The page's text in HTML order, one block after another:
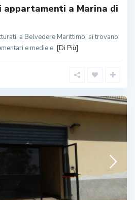
a Marina di
a Belvedere Marittimo, si trovano
e medie e, [Di Più]